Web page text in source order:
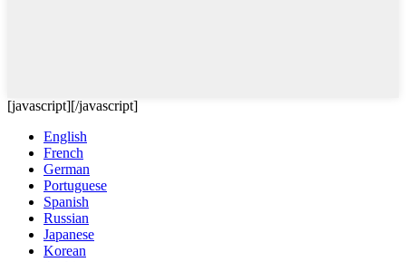
[javascript][/javascript]
English
French
German
Portuguese
Spanish
Russian
Japanese
Korean